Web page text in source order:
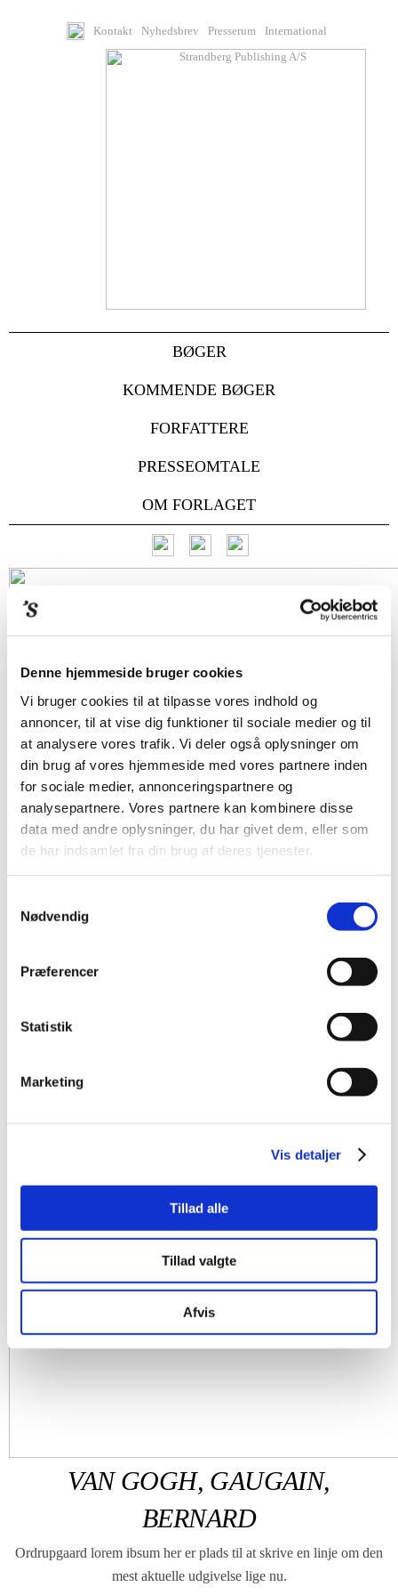
Denne hjemmeside bruger cookies
Vi bruger cookies til at tilpasse vores indhold og
annoncer, til at vise dig funktioner til sociale medier og til
at analysere vores trafik. Vi deler også oplysninger om
din brug af vores hjemmeside med vores partnere inden
for sociale medier, annonceringspartnere og
analysepartnere. Vores partnere kan kombinere disse
data med andre oplysninger, du har givet dem, eller som
de har indsamlet fra din brug af deres tjenester.
Nødvendig
Præferencer
Statistik
Marketing
Vis detaljer
Tillad alle
Tillad valgte
Afvis
Kontakt Nyhedsbrev Presserum International
BØGER
KOMMENDE BØGER
FORFATTERE
PRESSEOMTALE
OM FORLAGET
VAN GOGH, GAUGAIN,
BERNARD
Ordrupgaard lorem ibsum her er plads til at skrive en linje om den
mest aktuelle udgivelse lige nu.